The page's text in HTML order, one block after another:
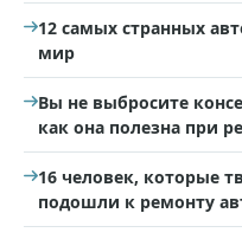
12 самых странных
мир
Вы не выбросите
как она полезна при
16 человек, которые
подошли к ремонту